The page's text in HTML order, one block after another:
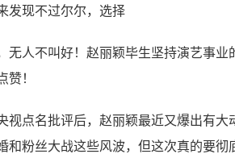
发现不过尔尔，选择
无人不叫好！赵丽颖毕生坚持演艺事业
！
视点名批评后，赵丽颖最近又爆出有大
和粉丝大战这些风波，但这次真的要彻